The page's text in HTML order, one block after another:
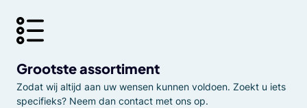
Grootste assortiment
Zodat wij altijd aan uw wensen kunnen voldoen. Zoekt u iets
specifieks? Neem dan contact met ons op.